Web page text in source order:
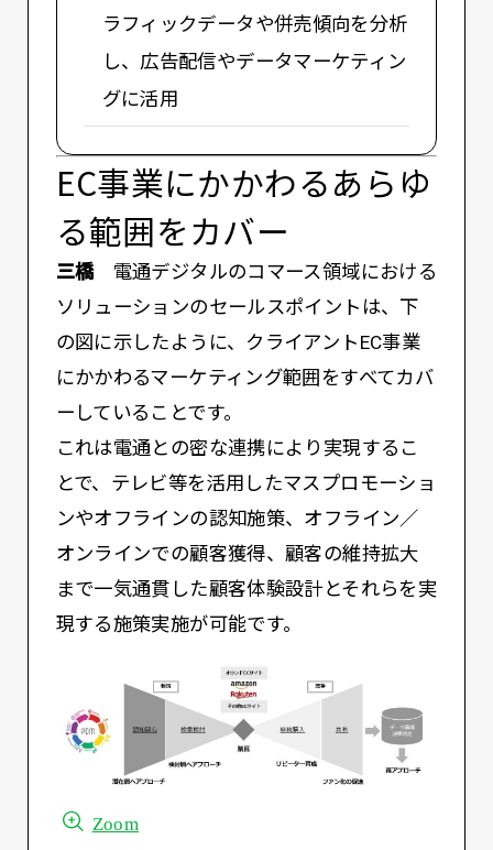
ラフィックデータや併売傾向を分析
し、広告配信やデータマーケティン
グに活用
EC事業にかかわるあらゆ
る範囲をカバー
三橋電通デジタルのコマース領域における
ソリューションのセールスポイントは、下
の図に示したように、クライアントEC事業
にかかわるマーケティング範囲をすべてカバ
ーしていることです。
これは電通との密な連携により実現するこ
とで、テレビ等を活用したマスプロモーショ
ンやオフラインの認知施策、オフライン／
オンラインでの顧客獲得、顧客の維持拡大
まで一気通貫した顧客体験設計とそれらを実
現する施策実施が可能です。
Zoom